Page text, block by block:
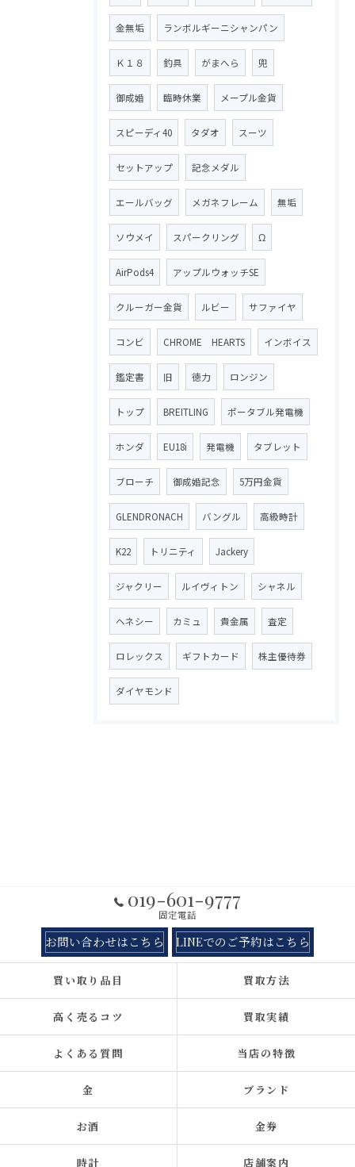
金無垢 ランボルギーニシャンパン
Ｋ１８ 釣具 がまへら 兜
御成婚 臨時休業 メープル金貨
スピーディ40 タダオ スーツ
セットアップ 記念メダル
エールバッグ メガネフレーム 無垢
ソウメイ スパークリング Ω
AirPods4 アップルウォッチSE
クルーガー金貨 ルビー サファイヤ
コンビ CHROME HEARTS インボイス
鑑定書 旧 徳力 ロンジン
トップ BREITLING ポータブル発電機
ホンダ EU18i 発電機 タブレット
ブローチ 御成婚記念 5万円金貨
GLENDRONACH バングル 高級時計
K22 トリニティ Jackery
ジャクリー ルイヴィトン シャネル
ヘネシー カミュ 貴金属 査定
ロレックス ギフトカード 株主優待券
ダイヤモンド
019-601-9777
固定電話
お問い合わせはこちら LINEでのご予約はこちら
買い取り品目 買取方法
高く売るコツ 買取実績
よくある質問 当店の特徴
金 ブランド
お酒 金券
時計 店舗案内